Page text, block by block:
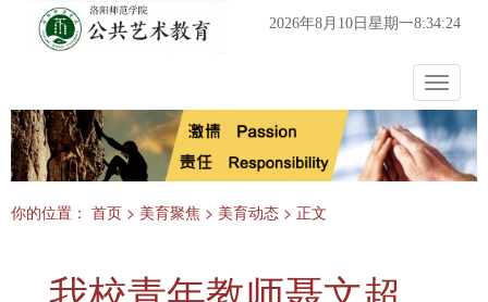
2026年8月10日星期一8:34:24
Toggle
你的位置： 首页 > 美育聚焦 > 美育动态 > 正文